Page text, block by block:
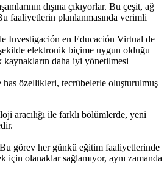
dışına çıkıyorlar. Bu çeşit, ağ
faaliyetlerin planlanmasında verimli
Investigación en Educación Virtual de
elektronik biçime uygun olduğu
kaynakların daha iyi yönetilmesi
özellikleri, tecrübelerle oluşturulmuş
aracılığı ile farklı bölümlerde, yeni
görev her günkü eğitim faaliyetlerinde
olanaklar sağlamıyor, aynı zamanda